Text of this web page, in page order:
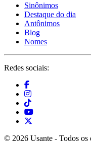
Sinônimos
Destaque do dia
Antônimos
Blog
Nomes
Redes sociais:
© 2026 Usante - Todos os